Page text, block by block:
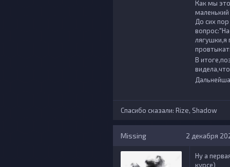
Как мы
До сих
лягушки,я
В
Спасибо сказали: Rize, Shadow
Missing 2 декабря
Ну а
курсе)